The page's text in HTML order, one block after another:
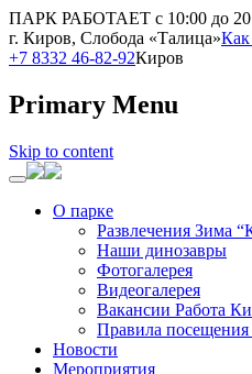
ПАРК РАБОТАЕТ с 10:00 до
г. Киров, Слобода «Талица»Как
+7 8332 46-82-92Киров
Primary Menu
Skip to content
О парке
Развлечения Зима
Наши динозавры
Фотогалерея
Видеогалерея
Вакансии Работа
Правила посещения
Новости
Мероприятия